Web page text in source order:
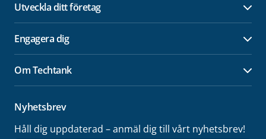
Utveckla ditt företag
Engagera dig
Om Techtank
Nyhetsbrev
Håll dig uppdaterad – anmäl dig till vårt nyhetsbrev!